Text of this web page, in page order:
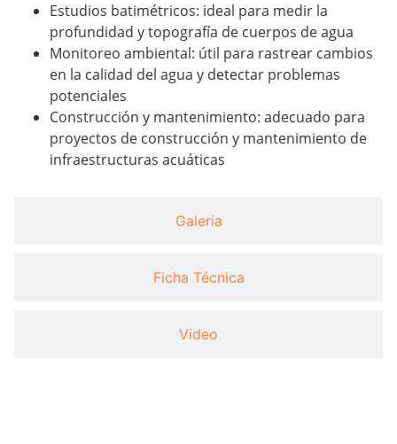
Galeria
Ficha Técnica
Video
Estudios batimétricos: ideal para medir la
profundidad y topografía de cuerpos de agua
Monitoreo ambiental: útil para rastrear cambios
en la calidad del agua y detectar problemas
potenciales
Construcción y mantenimiento: adecuado para
proyectos de construcción y mantenimiento de
infraestructuras acuáticas